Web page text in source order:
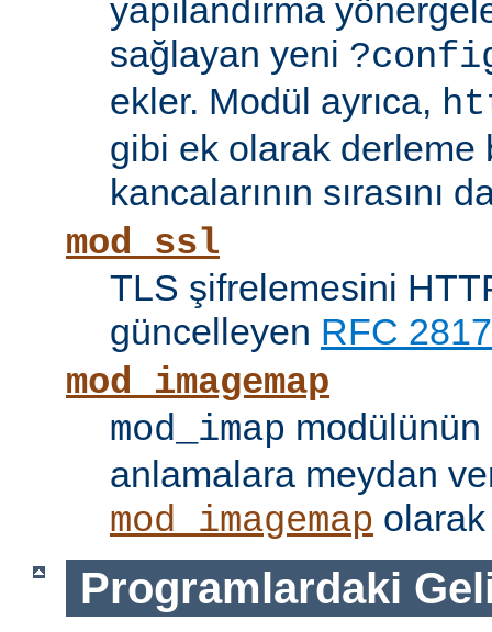
yapılandırma
sağlayan yeni
ekler. Modül ayrıca,
gibi ek olarak derleme
kancalarının sırasını
mod_ssl
TLS şifrelemesini
güncelleyen RFC 2817
mod_imagemap
mod_imap modülünün
anlamalara meydan
mod_imagemap
Programlardaki